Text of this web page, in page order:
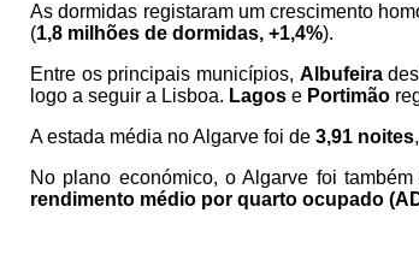
As dormidas registaram um crescimento
(1,8 milhões de dormidas, +1,4%).
Entre os principais municípios, Albufeira
logo a seguir a Lisboa. Lagos e Portimão
A estada média no Algarve foi de 3,91 noites
No plano económico, o Algarve foi
rendimento médio por quarto ocupado